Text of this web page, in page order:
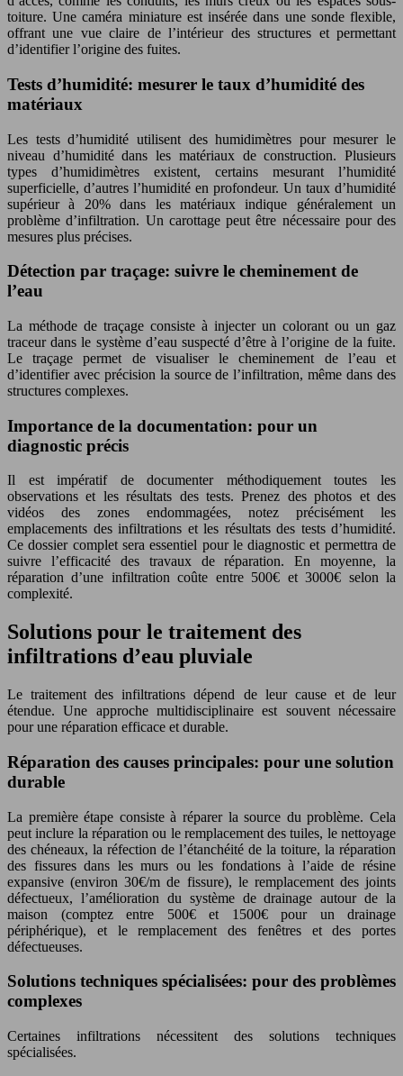
toiture. Une caméra miniature est insérée dans une sonde flexible,
offrant une vue claire de l’intérieur des structures et permettant
d’identifier l’origine des fuites.
Tests d’humidité: mesurer le taux d’humidité des
matériaux
Les tests d’humidité utilisent des humidimètres pour mesurer le
niveau d’humidité dans les matériaux de construction. Plusieurs
types d’humidimètres existent, certains mesurant l’humidité
superficielle, d’autres l’humidité en profondeur. Un taux d’humidité
supérieur à 20% dans les matériaux indique généralement un
problème d’infiltration. Un carottage peut être nécessaire pour des
mesures plus précises.
Détection par traçage: suivre le cheminement de
l’eau
La méthode de traçage consiste à injecter un colorant ou un gaz
traceur dans le système d’eau suspecté d’être à l’origine de la fuite.
Le traçage permet de visualiser le cheminement de l’eau et
d’identifier avec précision la source de l’infiltration, même dans des
structures complexes.
Importance de la documentation: pour un
diagnostic précis
Il est impératif de documenter méthodiquement toutes les
observations et les résultats des tests. Prenez des photos et des
vidéos des zones endommagées, notez précisément les
emplacements des infiltrations et les résultats des tests d’humidité.
Ce dossier complet sera essentiel pour le diagnostic et permettra de
suivre l’efficacité des travaux de réparation. En moyenne, la
réparation d’une infiltration coûte entre 500€ et 3000€ selon la
complexité.
Solutions pour le traitement des
infiltrations d’eau pluviale
Le traitement des infiltrations dépend de leur cause et de leur
étendue. Une approche multidisciplinaire est souvent nécessaire
pour une réparation efficace et durable.
Réparation des causes principales: pour une solution
durable
La première étape consiste à réparer la source du problème. Cela
peut inclure la réparation ou le remplacement des tuiles, le nettoyage
des chéneaux, la réfection de l’étanchéité de la toiture, la réparation
des fissures dans les murs ou les fondations à l’aide de résine
expansive (environ 30€/m de fissure), le remplacement des joints
défectueux, l’amélioration du système de drainage autour de la
maison (comptez entre 500€ et 1500€ pour un drainage
périphérique), et le remplacement des fenêtres et des portes
défectueuses.
Solutions techniques spécialisées: pour des problèmes
complexes
Certaines infiltrations nécessitent des solutions techniques
spécialisées.